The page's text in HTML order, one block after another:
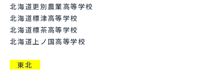
北海道更別農業高等学校
北海道標津高等学校
北海道標茶高等学校
北海道上ノ国高等学校
東北